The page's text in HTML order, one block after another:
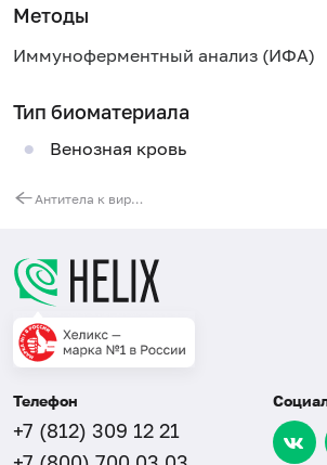
Методы
Иммуноферментный анализ (ИФА)
Тип биоматериала
Венозная кровь
Антитела к вирусу эпидемического паротита (Mumps Virus, IgM)
Телефон
+7 (812) 309 12 21